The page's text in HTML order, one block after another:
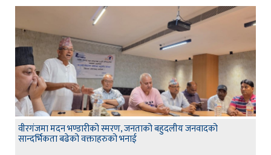
वीरगंजमा मदन भण्डारीको स्मरण, जनताको बहुदलीय जनवादको
सान्दर्भिकता बढेको वक्ताहरुको भनाई